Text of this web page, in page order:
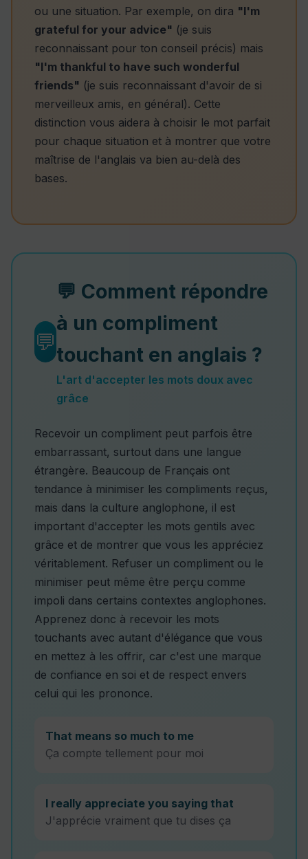
ou une situation. Par exemple, on dira "I'm
grateful for your advice" (je suis
reconnaissant pour ton conseil précis) mais
"I'm thankful to have such wonderful
friends" (je suis reconnaissant d'avoir de si
merveilleux amis, en général). Cette
distinction vous aidera à choisir le mot parfait
pour chaque situation et à montrer que votre
maîtrise de l'anglais va bien au-delà des
bases.
💬
💬 Comment répondre
à un compliment
touchant en anglais ?
L'art d'accepter les mots doux avec
grâce
Recevoir un compliment peut parfois être
embarrassant, surtout dans une langue
étrangère. Beaucoup de Français ont
tendance à minimiser les compliments reçus,
mais dans la culture anglophone, il est
important d'accepter les mots gentils avec
grâce et de montrer que vous les appréciez
véritablement. Refuser un compliment ou le
minimiser peut même être perçu comme
impoli dans certains contextes anglophones.
Apprenez donc à recevoir les mots
touchants avec autant d'élégance que vous
en mettez à les offrir, car c'est une marque
de confiance en soi et de respect envers
celui qui les prononce.
That means so much to me
Ça compte tellement pour moi
I really appreciate you saying that
J'apprécie vraiment que tu dises ça